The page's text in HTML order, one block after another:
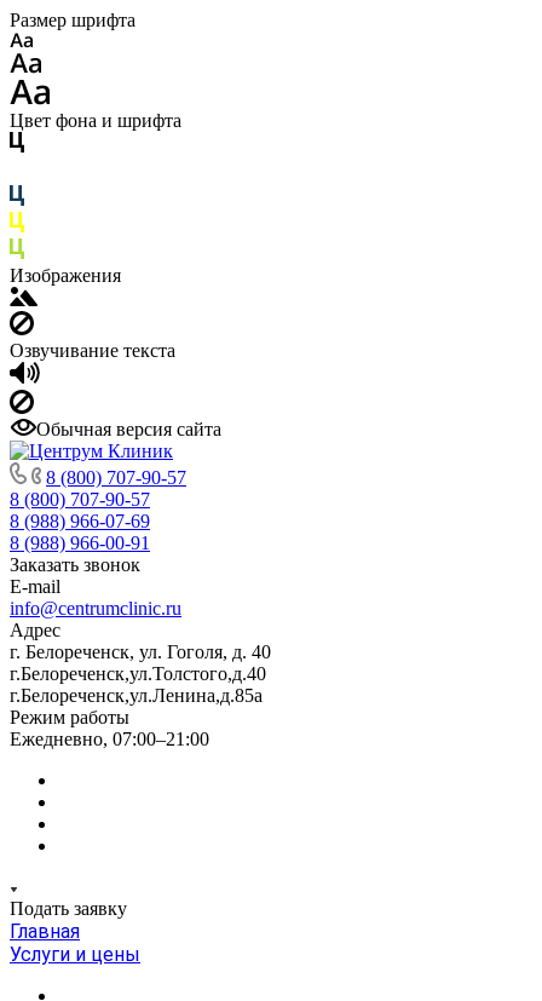
Размер шрифта
Цвет фона и шрифта
Изображения
Озвучивание текста
Обычная версия сайта
8 (800) 707-90-57
8 (800) 707-90-57
8 (988) 966-07-69
8 (988) 966-00-91
Заказать звонок
E-mail
info@centrumclinic.ru
Адрес
г. Белореченск, ул. Гоголя, д. 40
г.Белореченск,ул.Толстого,д.40
г.Белореченск,ул.Ленина,д.85а
Режим работы
Ежедневно, 07:00–21:00
Подать заявку
Главная
Услуги и цены